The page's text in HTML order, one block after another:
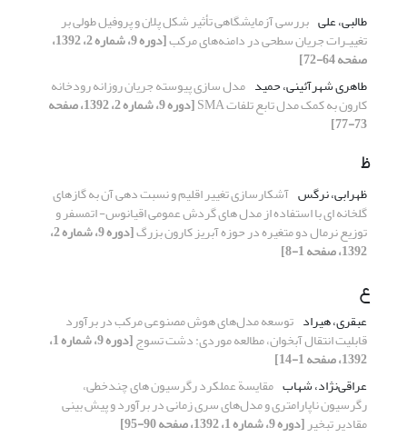
طالبی، علی بررسی آزمایشگاهی تأثیر شکل پلان و پروفیل طولی بر
تغییـرات جریان سطحی در دامنه‌های مرکب [دوره 9، شماره 2، 1392،
صفحه 64-72]
طاهری شهرآئینی، حمید مدل سازی پیوسته جریان روزانه رودخانه
کارون به کمک مدل تابع تلفات SMA [دوره 9، شماره 2، 1392، صفحه
73-77]
ظ
ظهرابی، نرگس آشکارسازی تغییر اقلیم و نسبت دهی آن به گازهای
گلخانه ای با استفاده از مدل های گردش عمومی اقیانوس- اتمسفر و
توزیع نرمال دو متغیره در حوزه آبریز کارون بزرگ [دوره 9، شماره 2،
1392، صفحه 1-8]
ع
عبقری، هیراد توسعه مدل‌های هوش مصنوعی مرکب در برآورد
قابلیت انتقال آبخوان، مطالعه موردی: دشت تسوج [دوره 9، شماره 1،
1392، صفحه 1-14]
عراقی‌نژاد، شهاب مقایسة عملکرد رگرسیون های چندخطی،
رگرسیون ناپارامتری و مدل‌های سری زمانی در برآورد و پیش بینی
مقادیر تبخیر[دوره 9، شماره 1، 1392، صفحه 90-95]